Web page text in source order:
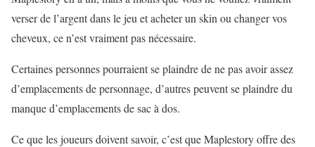
verser de l’argent dans le jeu et acheter un skin ou changer vos
cheveux, ce n’est vraiment pas nécessaire.
Certaines personnes pourraient se plaindre de ne pas avoir assez
d’emplacements de personnage, d’autres peuvent se plaindre du
manque d’emplacements de sac à dos.
Ce que les joueurs doivent savoir, c’est que Maplestory offre des